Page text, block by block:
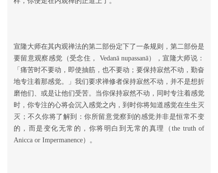
宣隆大师在其内观禅法的第二部份定下了一条规则，第二部份是
要留意观察感觉（受念住， Vedanā nupassanā），宣隆大师说：
「痛苦时不要动，即使抽筋，也不要动；要保持寂然不动，勤奋
地专注着那感觉。」我们要求禅修者保持寂然不动，并不是想折
磨他们、或是让他们受苦。当你保持寂然不动，同时专注着感觉
时，你专注的心将会沉入感觉之内，到时你将知道感觉在生生灭
灭；不久你将了解到：你所留意觉察到的感觉并非是恒常不变
的，而是变化无常的，你将明白到无常的真理（the truth of
Anicca or Impermanence）。